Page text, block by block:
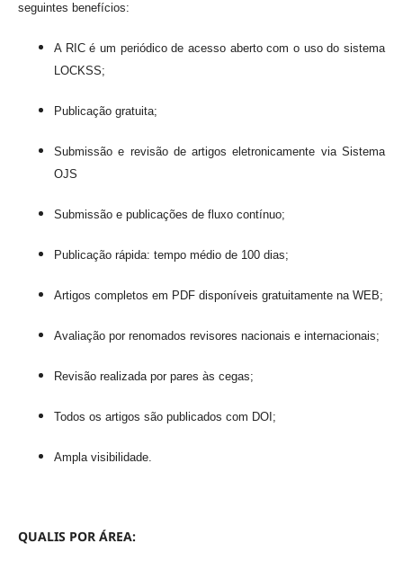
seguintes benefícios:
A RIC é um periódico de acesso aberto com o uso do sistema
LOCKSS;
Publicação gratuita;
Submissão e revisão de artigos eletronicamente via Sistema
OJS
Submissão e publicações de fluxo contínuo;
Publicação rápida: tempo médio de 100 dias;
Artigos completos em PDF disponíveis gratuitamente na WEB;
Avaliação por renomados revisores nacionais e internacionais;
Revisão realizada por pares às cegas;
Todos os artigos são publicados com DOI;
Ampla visibilidade.
QUALIS POR ÁREA: